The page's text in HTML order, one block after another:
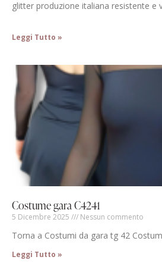
glitter produzione italiana resistente e
Leggi Tutto »
Costume gara C4241
5 Dicembre 2025 Nessun commento
Torna a Costumi da gara tg 42
Leggi Tutto »